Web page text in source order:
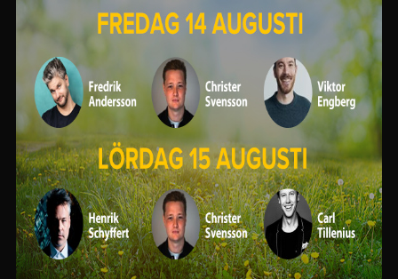
DEN ORANGEA FÅTÖLJEN ARKIVET